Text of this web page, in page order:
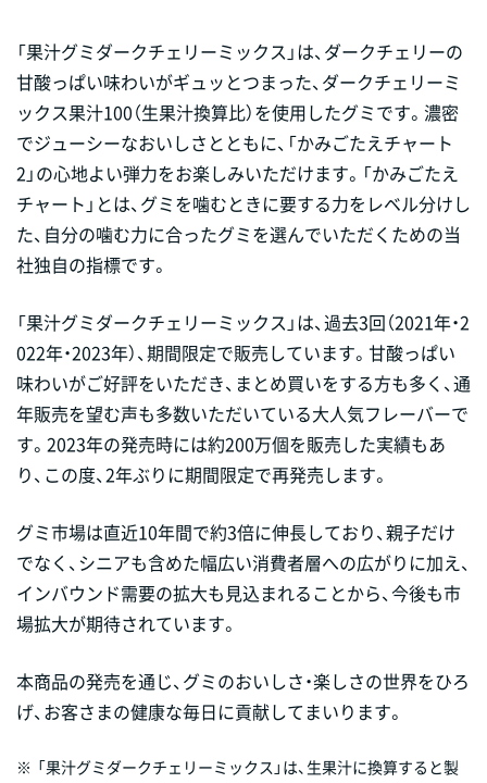
「果汁グミダークチェリーミックス」は、ダークチェリーの
甘酸っぱい味わいがギュッとつまった、ダークチェリーミ
ックス果汁100（生果汁換算比）を使用したグミです。濃密
でジューシーなおいしさとともに、「かみごたえチャート
2」の心地よい弾力をお楽しみいただけます。「かみごたえ
チャート」とは、グミを噛むときに要する力をレベル分けし
た、自分の噛む力に合ったグミを選んでいただくための当
社独自の指標です。
「果汁グミダークチェリーミックス」は、過去3回（2021年・2
022年・2023年）、期間限定で販売しています。甘酸っぱい
味わいがご好評をいただき、まとめ買いをする方も多く、通
年販売を望む声も多数いただいている大人気フレーバーで
す。2023年の発売時には約200万個を販売した実績もあ
り、この度、2年ぶりに期間限定で再発売します。
グミ市場は直近10年間で約3倍に伸長しており、親子だけ
でなく、シニアも含めた幅広い消費者層への広がりに加え、
インバウンド需要の拡大も見込まれることから、今後も市
場拡大が期待されています。
本商品の発売を通じ、グミのおいしさ・楽しさの世界をひろ
げ、お客さまの健康な毎日に貢献してまいります。
※ 「果汁グミダークチェリーミックス」は、生果汁に換算すると製